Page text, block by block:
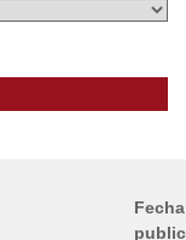
Fecha